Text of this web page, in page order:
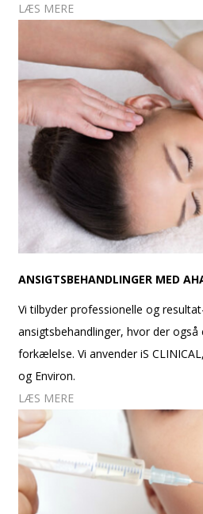
LÆS MERE
ANSIGTSBEHANDLINGER MED
Vi tilbyder professionelle og
ansigtsbehandlinger, hvor der
forkælelse. Vi anvender iS
og Environ.
LÆS MERE